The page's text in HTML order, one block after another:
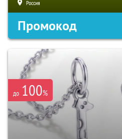
Россия
Промокод
до 100%